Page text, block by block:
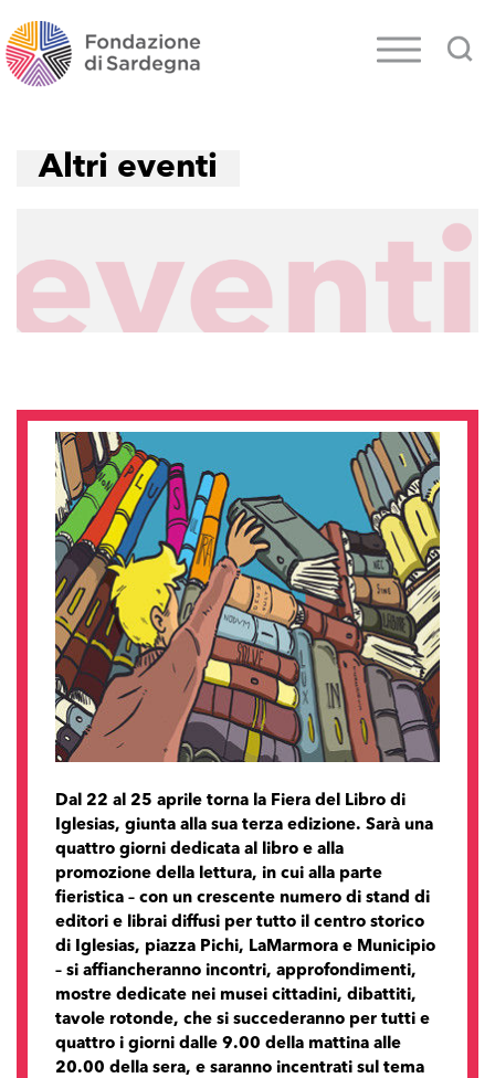
Altri eventi
Dal 22 al 25 aprile torna la Fiera del Libro di
Iglesias, giunta alla sua terza edizione. Sarà una
quattro giorni dedicata al libro e alla
promozione della lettura, in cui alla parte
fieristica – con un crescente numero di stand di
editori e librai diffusi per tutto il centro storico
di Iglesias, piazza Pichi, LaMarmora e Municipio
– si affiancheranno incontri, approfondimenti,
mostre dedicate nei musei cittadini, dibattiti,
tavole rotonde, che si succederanno per tutti e
quattro i giorni dalle 9.00 della mattina alle
20.00 della sera, e saranno incentrati sul tema